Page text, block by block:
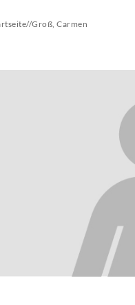
//Groß, Carmen